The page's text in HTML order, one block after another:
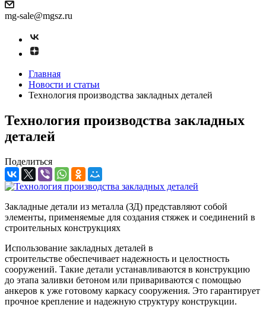
mg-sale@mgsz.ru
Главная
Новости и статьи
Технология производства закладных деталей
Технология производства закладных
деталей
Поделиться
Закладные детали из металла (ЗД) представляют собой
элементы, применяемые для создания стяжек и соединений в
строительных конструкциях
Использование закладных деталей в
строительстве обеспечивает надежность и целостность
сооружений. Такие детали устанавливаются в конструкцию
до этапа заливки бетоном или привариваются с помощью
анкеров к уже готовому каркасу сооружения. Это гарантирует
прочное крепление и надежную структуру конструкции.